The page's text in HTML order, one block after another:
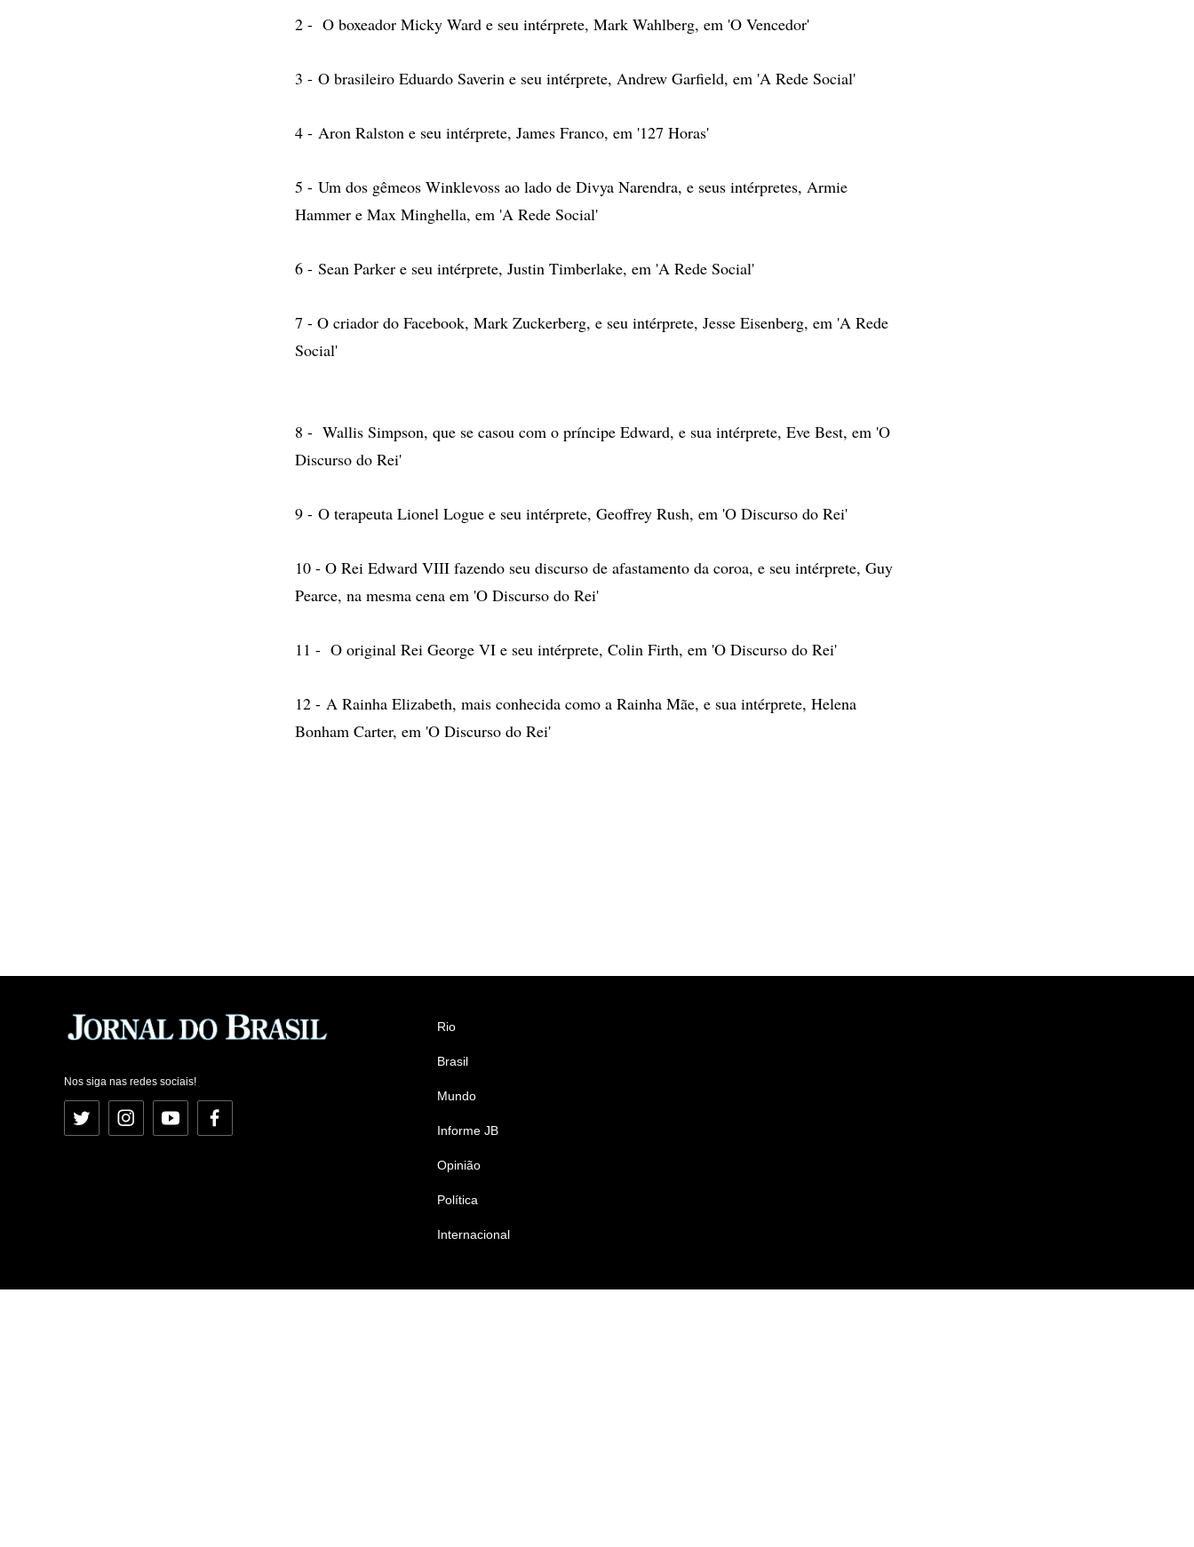
2 - O boxeador Micky Ward e seu intérprete, Mark Wahlberg, em 'O Vencedor'
3 - O brasileiro Eduardo Saverin e seu intérprete, Andrew Garfield, em 'A Rede Social'
4 - Aron Ralston e seu intérprete, James Franco, em '127 Horas'
5 - Um dos gêmeos Winklevoss ao lado de Divya Narendra, e seus intérpretes, Armie
Hammer e Max Minghella, em 'A Rede Social'
6 - Sean Parker e seu intérprete, Justin Timberlake, em 'A Rede Social'
7 - O criador do Facebook, Mark Zuckerberg, e seu intérprete, Jesse Eisenberg, em 'A Rede
Social'
8 - Wallis Simpson, que se casou com o príncipe Edward, e sua intérprete, Eve Best, em 'O
Discurso do Rei'
9 - O terapeuta Lionel Logue e seu intérprete, Geoffrey Rush, em 'O Discurso do Rei'
10 - O Rei Edward VIII fazendo seu discurso de afastamento da coroa, e seu intérprete, Guy
Pearce, na mesma cena em 'O Discurso do Rei'
11 - O original Rei George VI e seu intérprete, Colin Firth, em 'O Discurso do Rei'
12 - A Rainha Elizabeth, mais conhecida como a Rainha Mãe, e sua intérprete, Helena
Bonham Carter, em 'O Discurso do Rei'
Nos siga nas redes sociais!
Twitter InstagramYouTubeFacebook
Rio
Brasil
Mundo
Informe JB
Opinião
Política
Internacional